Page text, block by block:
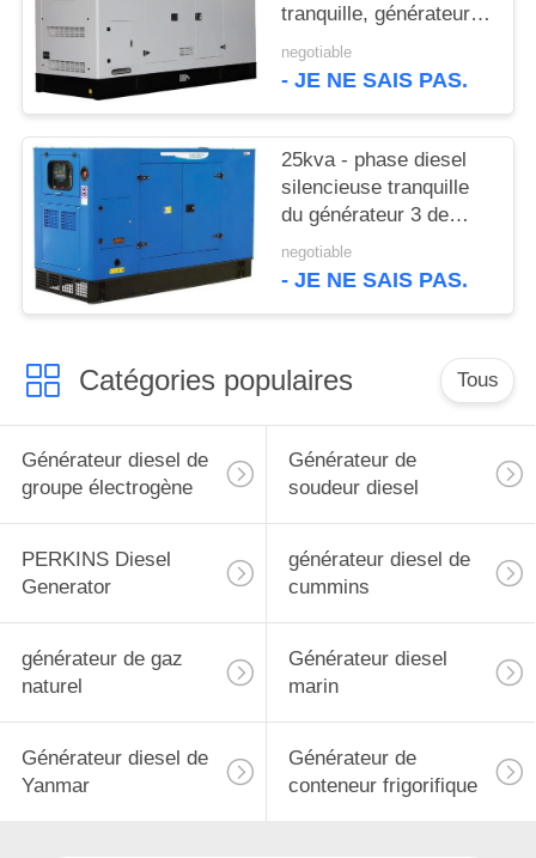
tranquille, générateur
silencieux diesel
negotiable
- JE NE SAIS PAS.
25kva - phase diesel
silencieuse tranquille
du générateur 3 de
800kva Cummins
negotiable
- JE NE SAIS PAS.
Catégories populaires Tous
Générateur diesel de
groupe électrogène
Générateur de
soudeur diesel
PERKINS Diesel
Generator
générateur diesel de
cummins
générateur de gaz
naturel
Générateur diesel
marin
Générateur diesel de
Yanmar
Générateur de
conteneur frigorifique